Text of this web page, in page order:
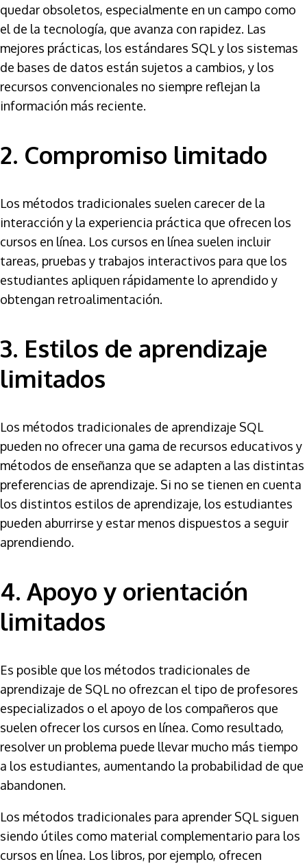
quedar obsoletos, especialmente en un campo como
el de la tecnología, que avanza con rapidez. Las
mejores prácticas, los estándares SQL y los sistemas
de bases de datos están sujetos a cambios, y los
recursos convencionales no siempre reflejan la
información más reciente.
2. Compromiso limitado
Los métodos tradicionales suelen carecer de la
interacción y la experiencia práctica que ofrecen los
cursos en línea. Los cursos en línea suelen incluir
tareas, pruebas y trabajos interactivos para que los
estudiantes apliquen rápidamente lo aprendido y
obtengan retroalimentación.
3. Estilos de aprendizaje
limitados
Los métodos tradicionales de aprendizaje SQL
pueden no ofrecer una gama de recursos educativos y
métodos de enseñanza que se adapten a las distintas
preferencias de aprendizaje. Si no se tienen en cuenta
los distintos estilos de aprendizaje, los estudiantes
pueden aburrirse y estar menos dispuestos a seguir
aprendiendo.
4. Apoyo y orientación
limitados
Es posible que los métodos tradicionales de
aprendizaje de SQL no ofrezcan el tipo de profesores
especializados o el apoyo de los compañeros que
suelen ofrecer los cursos en línea. Como resultado,
resolver un problema puede llevar mucho más tiempo
a los estudiantes, aumentando la probabilidad de que
abandonen.
Los métodos tradicionales para aprender SQL siguen
siendo útiles como material complementario para los
cursos en línea. Los libros, por ejemplo, ofrecen